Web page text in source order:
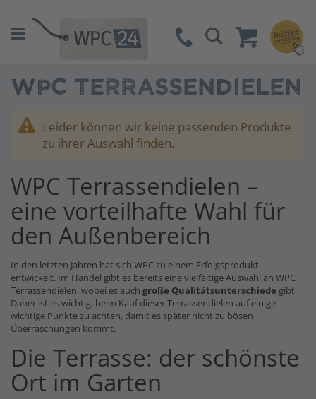
Suche
WPC TERRASSENDIELEN
Leider können wir keine passenden Produkte
zu ihrer Auswahl finden.
WPC Terrassendielen –
eine vorteilhafte Wahl für
den Außenbereich
In den letzten Jahren hat sich WPC zu einem Erfolgsprodukt
entwickelt. Im Handel gibt es bereits eine vielfältige Auswahl an WPC
Terrassendielen, wobei es auch große Qualitätsunterschiede gibt.
Daher ist es wichtig, beim Kauf dieser Terrassendielen auf einige
wichtige Punkte zu achten, damit es später nicht zu bösen
Überraschungen kommt.
Die Terrasse: der schönste
Ort im Garten